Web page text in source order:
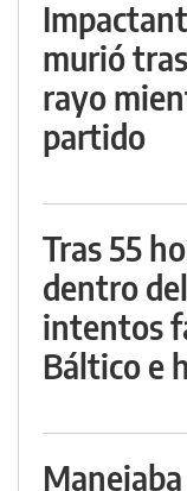
murió
rayo
partido
Tras 55
dentro
intentos
Báltico e